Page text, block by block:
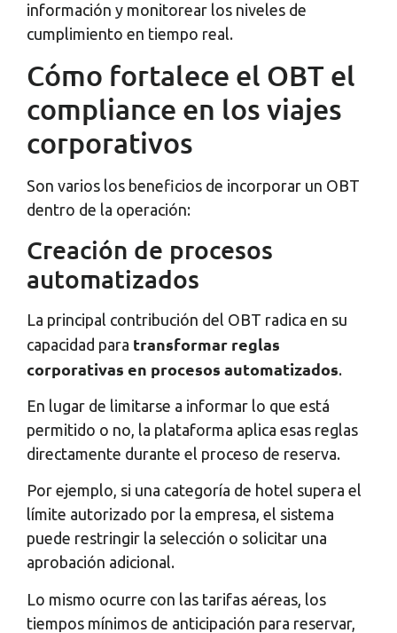
información y monitorear los niveles de
cumplimiento en tiempo real.
Cómo fortalece el OBT el
compliance en los viajes
corporativos
Son varios los beneficios de incorporar un OBT
dentro de la operación:
Creación de procesos
automatizados
La principal contribución del OBT radica en su
capacidad para transformar reglas
corporativas en procesos automatizados.
En lugar de limitarse a informar lo que está
permitido o no, la plataforma aplica esas reglas
directamente durante el proceso de reserva.
Por ejemplo, si una categoría de hotel supera el
límite autorizado por la empresa, el sistema
puede restringir la selección o solicitar una
aprobación adicional.
Lo mismo ocurre con las tarifas aéreas, los
tiempos mínimos de anticipación para reservar,